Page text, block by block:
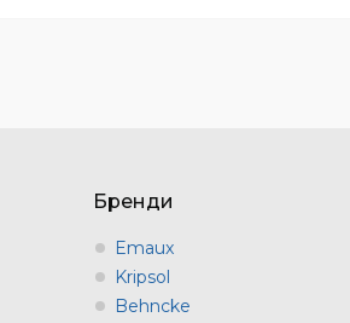
Бренди
Emaux
Kripsol
Behncke